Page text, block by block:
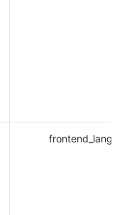
frontend_lang